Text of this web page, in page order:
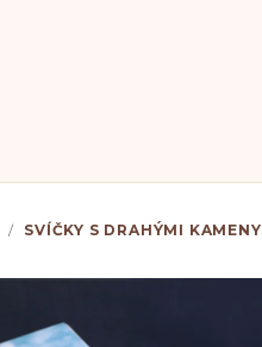
/ SVÍČKY S DRAHÝMI KAMENY